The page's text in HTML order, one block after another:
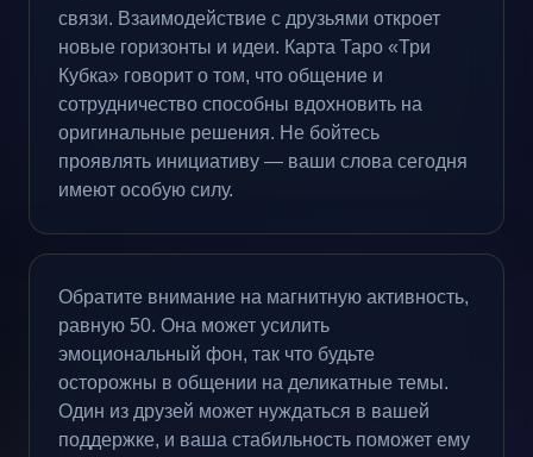
связи. Взаимодействие с друзьями откроет
новые горизонты и идеи. Карта Таро «Три
Кубка» говорит о том, что общение и
сотрудничество способны вдохновить на
оригинальные решения. Не бойтесь
проявлять инициативу — ваши слова сегодня
имеют особую силу.
Обратите внимание на магнитную активность,
равную 50. Она может усилить
эмоциональный фон, так что будьте
осторожны в общении на деликатные темы.
Один из друзей может нуждаться в вашей
поддержке, и ваша стабильность поможет ему